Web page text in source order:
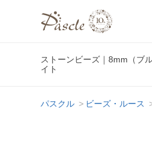
ストーンビーズ｜8mm（ブ
イト
パスクル ビーズ・ルース